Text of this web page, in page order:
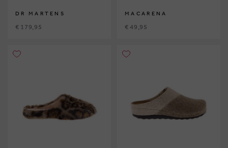
DR MARTENS
€ 179,95
MACARENA
€ 49,95